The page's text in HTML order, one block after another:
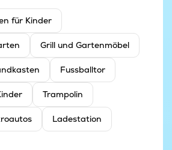
für Kinder
Grill und Gartenmöbel
Fussballtor
Trampolin
Ladestation